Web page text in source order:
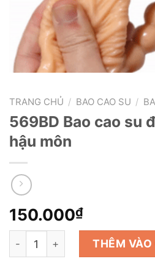
TRANG CHỦ / BAO CAO SU /
569BD Bao cao su
hậu môn
150.000₫
569BD Bao cao su đôn dên
THÊM VÀO